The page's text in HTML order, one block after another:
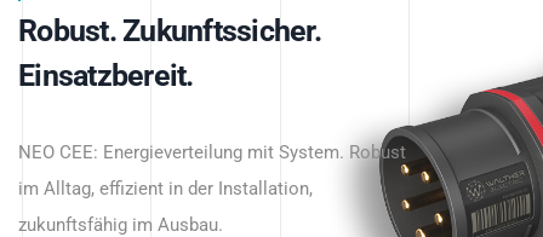
Intelligente Stromverteilung
beginnt hier.
Robust. Zukunftssicher.
Einsatzbereit.
NEO CEE: Energieverteilung mit System. Robust
im Alltag, effizient in der Installation,
zukunftsfähig im Ausbau.
Intelligenz trifft Energie.
Anwendungen – robust, IP-geschützt und
zukunftsfähig.